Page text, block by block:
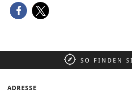
SO FINDEN
ADRESSE